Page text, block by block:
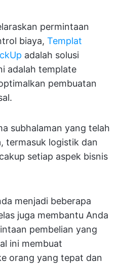
permintaan
biaya, Templat
adalah solusi
adalah template
pembuatan
subhalaman yang telah
termasuk logistik dan
setiap aspek bisnis
menjadi beberapa
juga membantu Anda
pembelian yang
ini membuat
orang yang tepat dan